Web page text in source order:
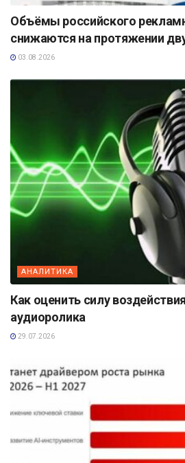
Объёмы российского
снижаются на протяжении
03.08.2026
АНАЛИТИКА
Как оценить силу
аудиоролика
29.07.2026